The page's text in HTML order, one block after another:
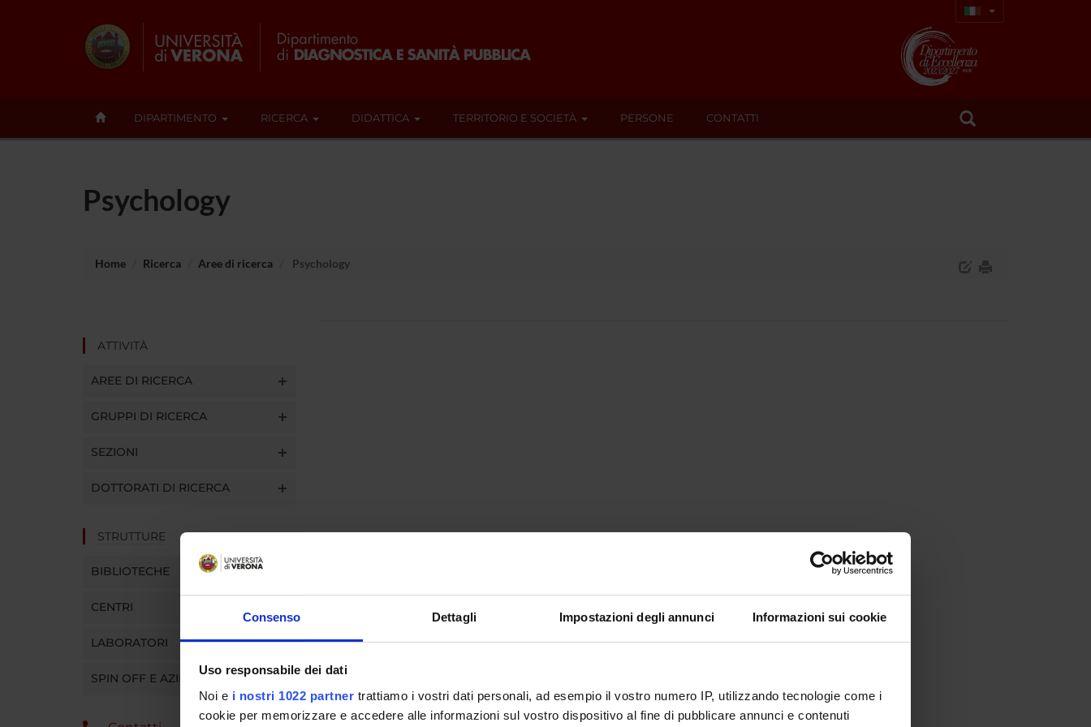
Consenso Dettagli Impostazioni degli annunci Informazioni sui cookie
Uso responsabile dei dati
Noi e i nostri 1022 partner trattiamo i vostri dati personali, ad esempio il vostro numero IP, utilizzando tecnologie come i
cookie per memorizzare e accedere alle informazioni sul vostro dispositivo al fine di pubblicare annunci e contenuti
DIPARTIMENTO RICERCA DIDATTICA TERRITORIO E SOCIETÀ PERSONE CONTATTI
Psychology
Home Ricerca Aree di ricerca Psychology
ATTIVITÀ
AREE DI RICERCA
GRUPPI DI RICERCA
SEZIONI
DOTTORATI DI RICERCA
STRUTTURE
BIBLIOTECHE
CENTRI
LABORATORI
SPIN OFF E AZIENDE